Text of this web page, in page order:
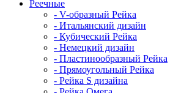
Реечные
- V-образный Рейка
- Итальянский дизайн
- Кубический Рейка
- Немецкий дизайн
- Пластинообразный Рейка
- Прямоугольный Рейка
- Рейка S дизайна